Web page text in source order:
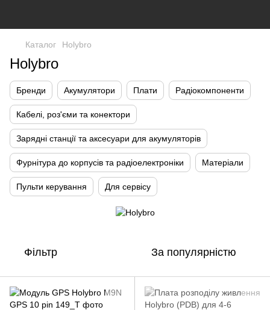
Каталог Holybro
Holybro
Бренди Акумулятори Плати Радіокомпоненти
Кабелі, роз'єми та конектори
Зарядні станції та аксесуари для акумуляторів
Фурнітура до корпусів та радіоелектроніки Матеріали
Пульти керування Для сервісу
Фільтр За популярністю